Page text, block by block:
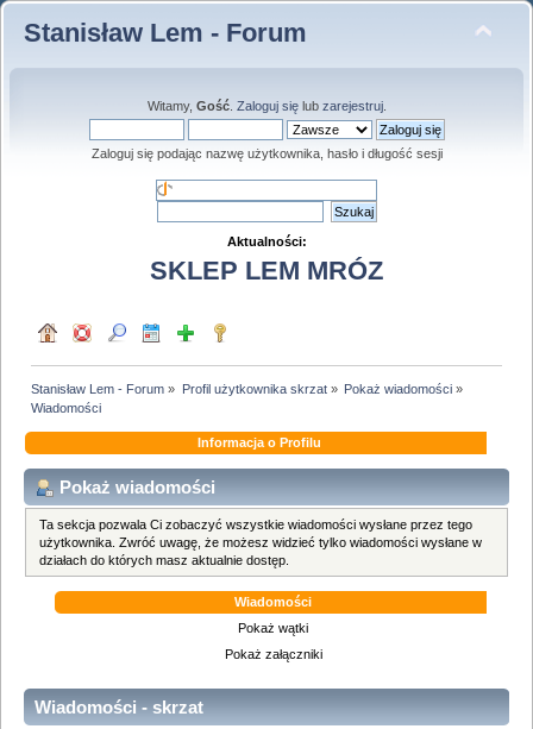
Stanisław Lem - Forum
Witamy, Gość. Zaloguj sięlub zarejestruj.
Zaloguj się podając nazwę użytkownika, hasło i długość sesji
Aktualności:
SKLEP LEM MRÓZ
Stanisław Lem - Forum » Profil użytkownika skrzat» Pokaż wiadomości»
Wiadomości
Informacja o Profilu
Pokaż wiadomości
Ta sekcja pozwala Ci zobaczyć wszystkie wiadomości wysłane przez tego
użytkownika. Zwróć uwagę, że możesz widzieć tylko wiadomości wysłane w
działach do których masz aktualnie dostęp.
Wiadomości
Pokaż wątki
Pokaż załączniki
Wiadomości - skrzat